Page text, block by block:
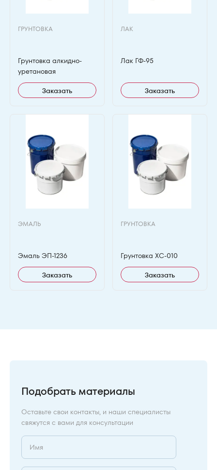
ГРУНТОВКА
Грунтовка алкидно-
уретановая
Заказать
ЛАК
Лак ГФ-95
Заказать
ЭМАЛЬ
Эмаль ЭП-1236
Заказать
ГРУНТОВКА
Грунтовка ХС-010
Заказать
Подобрать материалы
Оставьте свои контакты, и наши специалисты
свяжутся с вами для консультации